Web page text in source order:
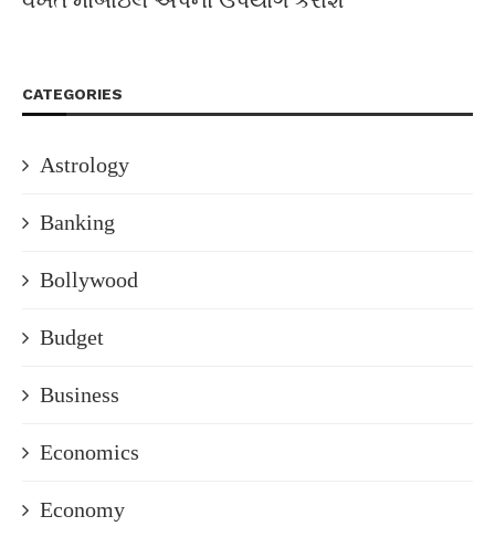
CATEGORIES
Astrology
Banking
Bollywood
Budget
Business
Economics
Economy